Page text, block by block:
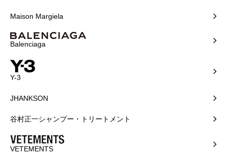
Maison Margiela
Balenciaga
Y-3
JHANKSON
谷村正一シャンプー・トリートメント
VETEMENTS